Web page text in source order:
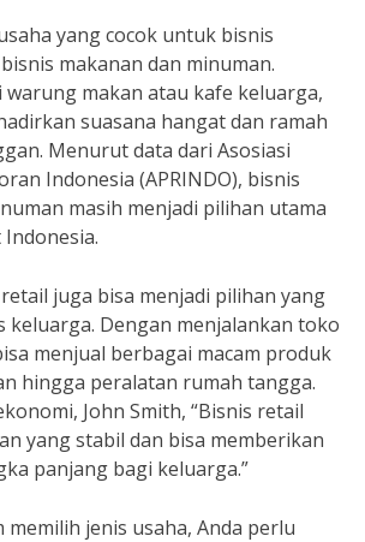
yang cocok untuk bisnis
makanan dan minuman.
warung makan atau kafe keluarga,
suasana hangat dan ramah
Menurut data dari Asosiasi
Indonesia (APRINDO), bisnis
masih menjadi pilihan utama
juga bisa menjadi pilihan yang
keluarga. Dengan menjalankan toko
menjual berbagai macam produk
hingga peralatan rumah tangga.
John Smith, “Bisnis retail
yang stabil dan bisa memberikan
panjang bagi keluarga.”
memilih jenis usaha, Anda perlu